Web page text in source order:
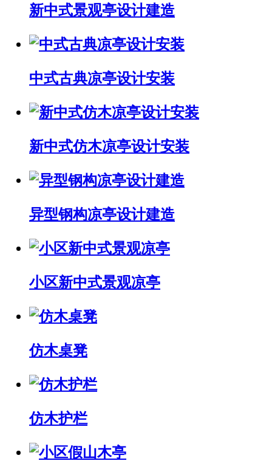
新中式景观亭设计建造
中式古典凉亭设计安装
新中式仿木凉亭设计安装
异型钢构凉亭设计建造
小区新中式景观凉亭
仿木桌凳
仿木护栏